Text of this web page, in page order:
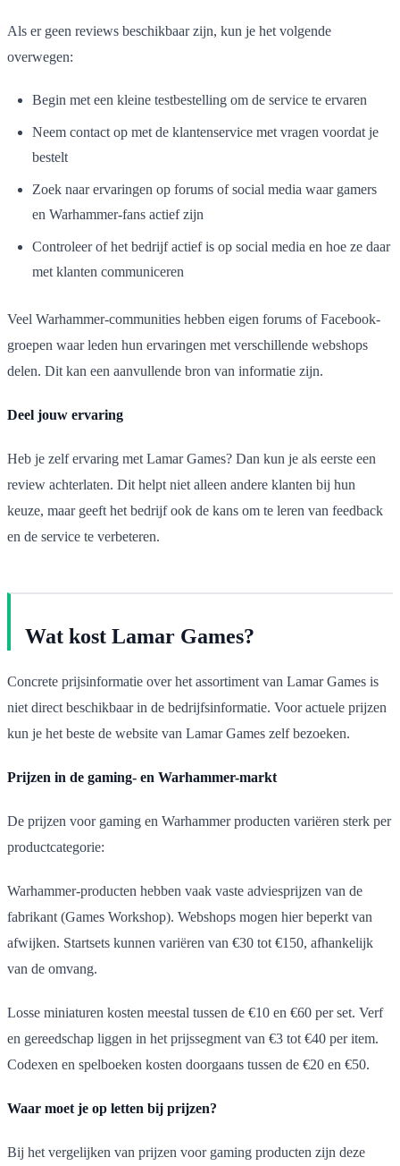
Als er geen reviews beschikbaar zijn, kun je het volgende
overwegen:
Begin met een kleine testbestelling om de service te ervaren
Neem contact op met de klantenservice met vragen voordat je
bestelt
Zoek naar ervaringen op forums of social media waar gamers
en Warhammer-fans actief zijn
Controleer of het bedrijf actief is op social media en hoe ze daar
met klanten communiceren
Veel Warhammer-communities hebben eigen forums of Facebook-
groepen waar leden hun ervaringen met verschillende webshops
delen. Dit kan een aanvullende bron van informatie zijn.
Deel jouw ervaring
Heb je zelf ervaring met Lamar Games? Dan kun je als eerste een
review achterlaten. Dit helpt niet alleen andere klanten bij hun
keuze, maar geeft het bedrijf ook de kans om te leren van feedback
en de service te verbeteren.
Wat kost Lamar Games?
Concrete prijsinformatie over het assortiment van Lamar Games is
niet direct beschikbaar in de bedrijfsinformatie. Voor actuele prijzen
kun je het beste de website van Lamar Games zelf bezoeken.
Prijzen in de gaming- en Warhammer-markt
De prijzen voor gaming en Warhammer producten variëren sterk per
productcategorie:
Warhammer-producten hebben vaak vaste adviesprijzen van de
fabrikant (Games Workshop). Webshops mogen hier beperkt van
afwijken. Startsets kunnen variëren van €30 tot €150, afhankelijk
van de omvang.
Losse miniaturen kosten meestal tussen de €10 en €60 per set. Verf
en gereedschap liggen in het prijssegment van €3 tot €40 per item.
Codexen en spelboeken kosten doorgaans tussen de €20 en €50.
Waar moet je op letten bij prijzen?
Bij het vergelijken van prijzen voor gaming producten zijn deze